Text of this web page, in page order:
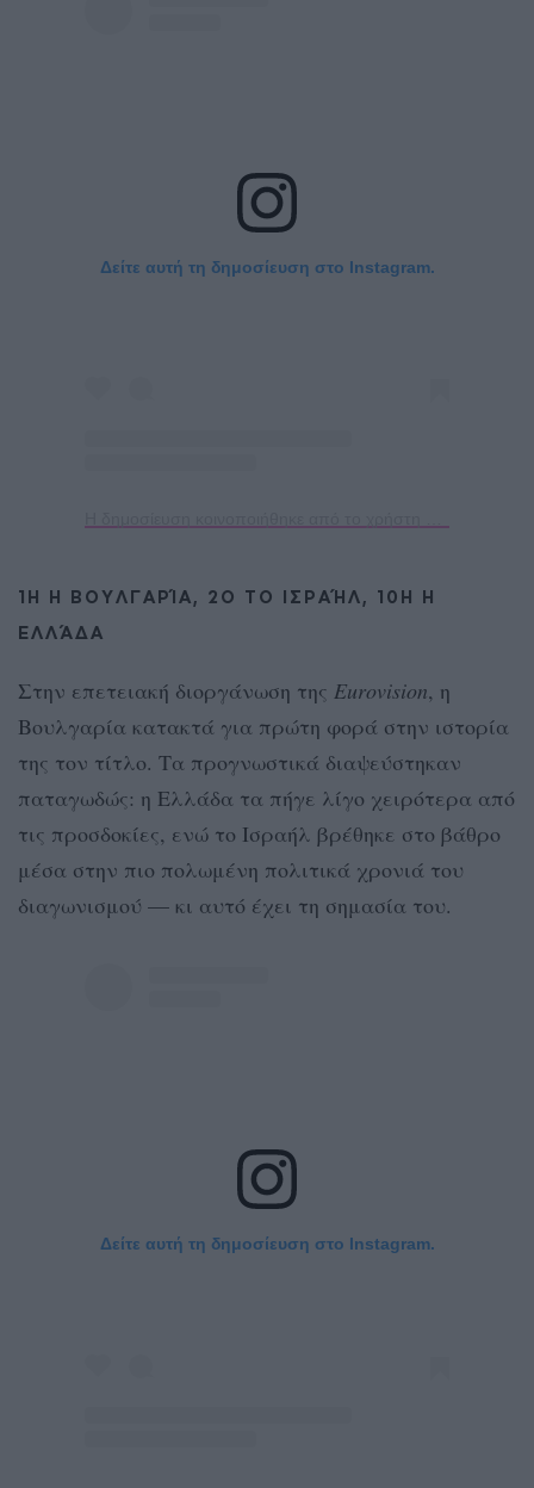
Δείτε αυτή τη δημοσίευση στο Instagram.
1Η Η ΒΟΥΛΓΑΡΊΑ, 2Ο ΤΟ ΙΣΡΑΉΛ, 10Η Η
ΕΛΛΆΔΑ
Στην επετειακή διοργάνωση της Eurovision, η
Βουλγαρία κατακτά για πρώτη φορά στην ιστορία
της τον τίτλο. Τα προγνωστικά διαψεύστηκαν
παταγωδώς: η Ελλάδα τα πήγε λίγο χειρότερα από
τις προσδοκίες, ενώ το Ισραήλ βρέθηκε στο βάθρο
μέσα στην πιο πολωμένη πολιτικά χρονιά του
διαγωνισμού — κι αυτό έχει τη σημασία του.
Δείτε αυτή τη δημοσίευση στο Instagram.